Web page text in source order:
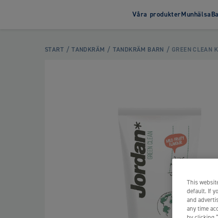
Våra produkter
Tandborste
Munhälsa
START TANDKRÄM TANDKRÄM BARN GREEN CLEAN
This
default. If
and
any time